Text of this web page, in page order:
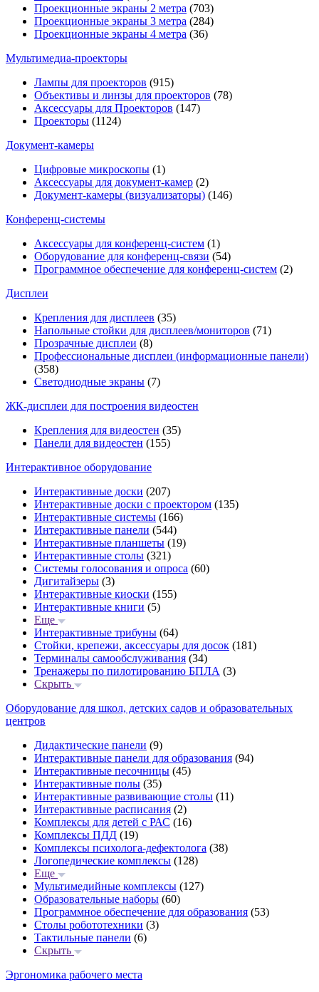
Проекционные экраны 2 метра (703)
Проекционные экраны 3 метра (284)
Проекционные экраны 4 метра (36)
Мультимедиa-проекторы
Лампы для проекторов (915)
Объективы и линзы для проекторов (78)
Аксессуары для Проекторов (147)
Проекторы (1124)
Документ-камеры
Цифровые микроскопы (1)
Аксессуары для документ-камер (2)
Документ-камеры (визуализаторы) (146)
Конференц-системы
Аксессуары для конференц-систем (1)
Оборудование для конференц-связи (54)
Программное обеспечение для конференц-систем (2)
Дисплеи
Крепления для дисплеев (35)
Напольные стойки для дисплеев/мониторов (71)
Прозрачные дисплеи (8)
Профессиональные дисплеи (информационные панели)
(358)
Светодиодные экраны (7)
ЖК-дисплеи для построения видеостен
Крепления для видеостен (35)
Панели для видеостен (155)
Интерактивное оборудование
Интерактивные доски (207)
Интерактивные доски с проектором (135)
Интерактивные системы (166)
Интерактивные панели (544)
Интерактивные планшеты (19)
Интерактивные столы (321)
Системы голосования и опроса (60)
Дигитайзеры (3)
Интерактивные киоски (155)
Интерактивные книги (5)
Еще
Интерактивные трибуны (64)
Стойки, крепежи, аксессуары для досок (181)
Терминалы самообслуживания (34)
Тренажеры по пилотированию БПЛА (3)
Скрыть
Оборудование для школ, детских садов и образовательных
центров
Дидактические панели (9)
Интерактивные панели для образования (94)
Интерактивные песочницы (45)
Интерактивные полы (35)
Интерактивные развивающие столы (11)
Интерактивные расписания (2)
Комплексы для детей с РАС (16)
Комплексы ПДД (19)
Комплексы психолога-дефектолога (38)
Логопедические комплексы (128)
Еще
Мультимедийные комплексы (127)
Образовательные наборы (60)
Программное обеспечение для образования (53)
Столы робототехники (3)
Тактильные панели (6)
Скрыть
Эргономика рабочего места